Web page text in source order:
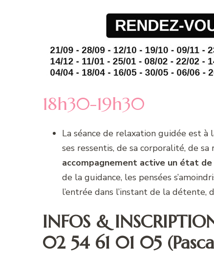
18h30-19h30
La séance de relaxation guidée est
ses ressentis, de sa corporalité, de
accompagnement active un état
de la guidance, les pensées
l’entrée dans l’instant de la détente,
INFOS &
02 54 61 01 05